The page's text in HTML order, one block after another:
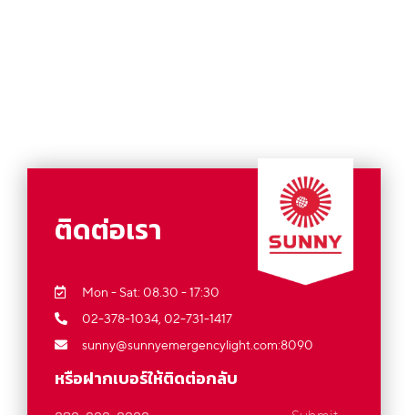
ติดต่อเรา
Mon - Sat: 08.30 - 17:30
02-378-1034, 02-731-1417
sunny@sunnyemergencylight.com:8090
หรือฝากเบอร์ให้ติดต่อกลับ